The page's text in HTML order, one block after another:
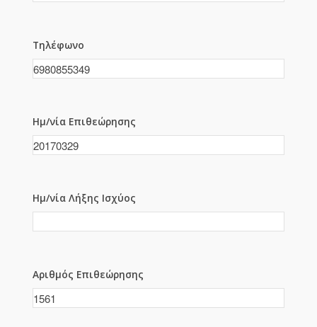
Τηλέφωνο
Ημ/νία Επιθεώρησης
Ημ/νία Λήξης Ισχύος
Αριθμός Επιθεώρησης